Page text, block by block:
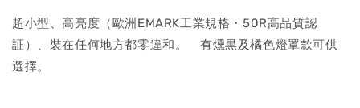
超小型、高亮度（歐洲EMARK工業規格・50R高品質認
証）、裝在任何地方都零違和。 有燻黒及橘色燈罩款可供
選擇。